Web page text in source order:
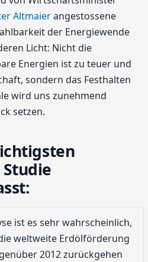
Altmaierangestossene
der Energiewende
Licht: Nicht die
Energien ist zu teuer und
sondern das Festhalten
wird uns zunehmend
setzen.
ist es sehr wahrscheinlich,
weltweite Erdölförderung
2012 zurückgehen